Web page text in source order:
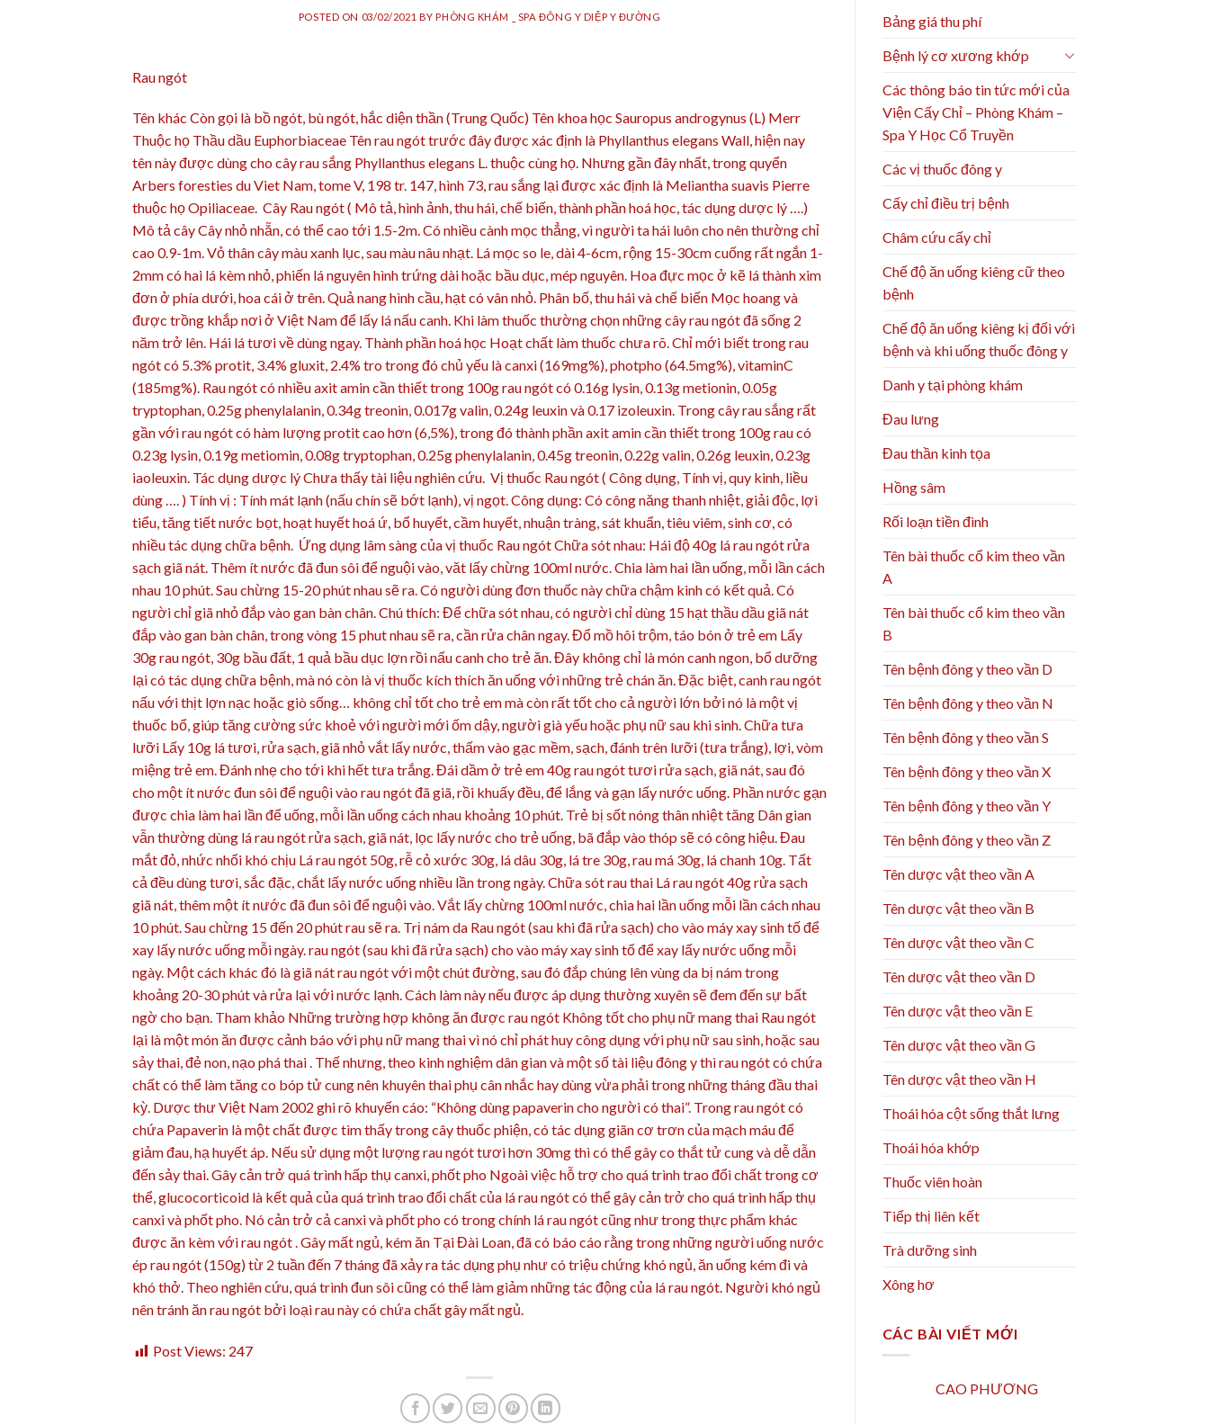
POSTED ON 03/02/2021 BYPHÒNG KHÁM _ SPA ĐÔNG Y DIỆP Y ĐƯỜNG
Rau ngót
Tên khác Còn gọi là bồ ngót, bù ngót, hắc diện thần (Trung Quốc) Tên khoa học Sauropus androgynus (L) Merr
Thuộc họ Thầu dầu Euphorbiaceae Tên rau ngót trước đây được xác định là Phyllanthus elegans Wall, hiện nay
tên này được dùng cho cây rau sắng Phyllanthus elegans L. thuộc cùng họ. Nhưng gần đây nhất, trong quyển
Arbers foresties du Viet Nam, tome V, 198 tr. 147, hình 73, rau sắng lại được xác định là Meliantha suavis Pierre
thuộc họ Opiliaceae. Cây Rau ngót ( Mô tả, hình ảnh, thu hái, chế biến, thành phần hoá học, tác dụng dược lý ….)
Mô tả cây Cây nhỏ nhẵn, có thể cao tới 1.5-2m. Có nhiều cành mọc thẳng, vì người ta hái luôn cho nên thường chỉ
cao 0.9-1m. Vỏ thân cây màu xanh lục, sau màu nâu nhạt. Lá mọc so le, dài 4-6cm, rộng 15-30cm cuống rất ngắn 1-
2mm có hai lá kèm nhỏ, phiến lá nguyên hình trứng dài hoặc bầu dục, mép nguyên. Hoa đực mọc ở kẽ lá thành xim
đơn ở phía dưới, hoa cái ở trên. Quả nang hình cầu, hạt có vân nhỏ. Phân bố, thu hái và chế biến Mọc hoang và
được trồng khắp nơi ở Việt Nam để lấy lá nấu canh. Khi làm thuốc thường chọn những cây rau ngót đã sống 2
năm trở lên. Hái lá tươi về dùng ngay. Thành phần hoá học Hoạt chất làm thuốc chưa rõ. Chỉ mới biết trong rau
ngót có 5.3% protit, 3.4% gluxit, 2.4% tro trong đó chủ yếu là canxi (169mg%), photpho (64.5mg%), vitaminC
(185mg%). Rau ngót có nhiều axit amin cần thiết trong 100g rau ngót có 0.16g lysin, 0.13g metionin, 0.05g
tryptophan, 0.25g phenylalanin, 0.34g treonin, 0.017g valin, 0.24g leuxin và 0.17 izoleuxin. Trong cây rau sắng rất
gần với rau ngót có hàm lượng protit cao hơn (6,5%), trong đó thành phần axit amin cần thiết trong 100g rau có
0.23g lysin, 0.19g metiomin, 0.08g tryptophan, 0.25g phenylalanin, 0.45g treonin, 0.22g valin, 0.26g leuxin, 0.23g
iaoleuxin. Tác dụng dược lý Chưa thấy tài liệu nghiên cứu. Vị thuốc Rau ngót ( Công dụng, Tính vị, quy kinh, liều
dùng …. ) Tính vị : Tính mát lạnh (nấu chín sẽ bớt lạnh), vị ngọt. Công dụng: Có công năng thanh nhiệt, giải độc, lợi
tiểu, tăng tiết nước bọt, hoạt huyết hoá ứ, bổ huyết, cầm huyết, nhuận tràng, sát khuẩn, tiêu viêm, sinh cơ, có
nhiều tác dụng chữa bệnh. Ứng dụng lâm sàng của vị thuốc Rau ngót Chữa sót nhau: Hái độ 40g lá rau ngót rửa
sạch giã nát. Thêm ít nước đã đun sôi để nguội vào, văt lấy chừng 100ml nước. Chia làm hai lần uống, mỗi lần cách
nhau 10 phút. Sau chừng 15-20 phút nhau sẽ ra. Có người dùng đơn thuốc này chữa chậm kinh có kết quả. Có
người chỉ giã nhỏ đắp vào gan bàn chân. Chú thích: Để chữa sót nhau, có người chỉ dùng 15 hạt thầu dầu giã nát
đắp vào gan bàn chân, trong vòng 15 phut nhau sẽ ra, cần rửa chân ngay. Đổ mồ hôi trộm, táo bón ở trẻ em Lấy
30g rau ngót, 30g bầu đất, 1 quả bầu dục lợn rồi nấu canh cho trẻ ăn. Đây không chỉ là món canh ngon, bổ dưỡng
lại có tác dụng chữa bệnh, mà nó còn là vị thuốc kích thích ăn uống với những trẻ chán ăn. Đặc biệt, canh rau ngót
nấu với thịt lợn nạc hoặc giò sống… không chỉ tốt cho trẻ em mà còn rất tốt cho cả người lớn bởi nó là một vị
thuốc bổ, giúp tăng cường sức khoẻ với người mới ốm dậy, người già yếu hoặc phụ nữ sau khi sinh. Chữa tưa
lưỡi Lấy 10g lá tươi, rửa sạch, giã nhỏ vắt lấy nước, thấm vào gạc mềm, sạch, đánh trên lưỡi (tưa trắng), lợi, vòm
miệng trẻ em. Đánh nhẹ cho tới khi hết tưa trắng. Đái dầm ở trẻ em 40g rau ngót tươi rửa sạch, giã nát, sau đó
cho một ít nước đun sôi để nguội vào rau ngót đã giã, rồi khuấy đều, để lắng và gạn lấy nước uống. Phần nước gạn
được chia làm hai lần để uống, mỗi lần uống cách nhau khoảng 10 phút. Trẻ bị sốt nóng thân nhiệt tăng Dân gian
vẫn thường dùng lá rau ngót rửa sạch, giã nát, lọc lấy nước cho trẻ uống, bã đắp vào thóp sẽ có công hiệu. Đau
mắt đỏ, nhức nhối khó chịu Lá rau ngót 50g, rễ cỏ xước 30g, lá dâu 30g, lá tre 30g, rau má 30g, lá chanh 10g. Tất
cả đều dùng tươi, sắc đặc, chắt lấy nước uống nhiều lần trong ngày. Chữa sót rau thai Lá rau ngót 40g rửa sạch
giã nát, thêm một ít nước đã đun sôi để nguội vào. Vắt lấy chừng 100ml nước, chia hai lần uống mỗi lần cách nhau
10 phút. Sau chừng 15 đến 20 phút rau sẽ ra. Trị nám da Rau ngót (sau khi đã rửa sạch) cho vào máy xay sinh tố để
xay lấy nước uống mỗi ngày. rau ngót (sau khi đã rửa sạch) cho vào máy xay sinh tố để xay lấy nước uống mỗi
ngày. Một cách khác đó là giã nát rau ngót với một chút đường, sau đó đắp chúng lên vùng da bị nám trong
khoảng 20-30 phút và rửa lại với nước lạnh. Cách làm này nếu được áp dụng thường xuyên sẽ đem đến sự bất
ngờ cho bạn. Tham khảo Những trường hợp không ăn được rau ngót Không tốt cho phụ nữ mang thai Rau ngót
lại là một món ăn được cảnh báo với phụ nữ mang thai vì nó chỉ phát huy công dụng với phụ nữ sau sinh, hoặc sau
sảy thai, đẻ non, nạo phá thai . Thế nhưng, theo kinh nghiệm dân gian và một số tài liệu đông y thì rau ngót có chứa
chất có thể làm tăng co bóp tử cung nên khuyên thai phụ cân nhắc hay dùng vừa phải trong những tháng đầu thai
kỳ. Dược thư Việt Nam 2002 ghi rõ khuyến cáo: “Không dùng papaverin cho người có thai”. Trong rau ngót có
chứa Papaverin là một chất được tìm thấy trong cây thuốc phiện, có tác dụng giãn cơ trơn của mạch máu để
giảm đau, hạ huyết áp. Nếu sử dụng một lượng rau ngót tươi hơn 30mg thì có thể gây co thắt tử cung và dễ dẫn
đến sảy thai. Gây cản trở quá trình hấp thụ canxi, phốt pho Ngoài việc hỗ trợ cho quá trình trao đổi chất trong cơ
thể, glucocorticoid là kết quả của quá trình trao đổi chất của lá rau ngót có thể gây cản trở cho quá trình hấp thụ
canxi và phốt pho. Nó cản trở cả canxi và phốt pho có trong chính lá rau ngót cũng như trong thực phẩm khác
được ăn kèm với rau ngót . Gây mất ngủ, kém ăn Tại Đài Loan, đã có báo cáo rằng trong những người uống nước
ép rau ngót (150g) từ 2 tuần đến 7 tháng đã xảy ra tác dụng phụ như có triệu chứng khó ngủ, ăn uống kém đi và
khó thở. Theo nghiên cứu, quá trình đun sôi cũng có thể làm giảm những tác động của lá rau ngót. Người khó ngủ
nên tránh ăn rau ngót bởi loại rau này có chứa chất gây mất ngủ.
Post Views: 247
Bảng giá thu phí
Bệnh lý cơ xương khớp
Các thông báo tin tức mới của
Viện Cấy Chỉ – Phòng Khám –
Spa Y Học Cổ Truyền
Các vị thuốc đông y
Cấy chỉ điều trị bệnh
Châm cứu cấy chỉ
Chế độ ăn uống kiêng cữ theo
bệnh
Chế độ ăn uống kiêng kị đối với
bệnh và khi uống thuốc đông y
Danh y tại phòng khám
Đau lưng
Đau thần kinh tọa
Hồng sâm
Rối loạn tiền đình
Tên bài thuốc cổ kim theo vần
A
Tên bài thuốc cổ kim theo vần
B
Tên bệnh đông y theo vần D
Tên bệnh đông y theo vần N
Tên bệnh đông y theo vần S
Tên bệnh đông y theo vần X
Tên bệnh đông y theo vần Y
Tên bệnh đông y theo vần Z
Tên dược vật theo vần A
Tên dược vật theo vần B
Tên dược vật theo vần C
Tên dược vật theo vần D
Tên dược vật theo vần E
Tên dược vật theo vần G
Tên dược vật theo vần H
Thoái hóa cột sống thắt lưng
Thoái hóa khớp
Thuốc viên hoàn
Tiếp thị liên kết
Trà dưỡng sinh
Xông hơ
CÁC BÀI VIẾT MỚI
CAO PHƯƠNG